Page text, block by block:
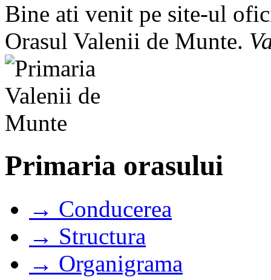
Bine ati venit pe site-ul
Orasul Valenii de Munte.
Primaria orasului
→ Conducerea
→ Structura
→ Organigrama